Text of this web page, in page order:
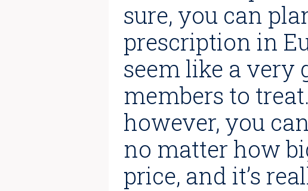
sure, you can
prescription in
seem like a very
members to
however, you
no matter how
price, and it’s